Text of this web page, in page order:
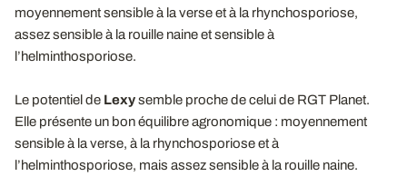
moyennement sensible à la verse et à la rhynchosporiose,
assez sensible à la rouille naine et sensible à
l’helminthosporiose.
Le potentiel de Lexysemble proche de celui de RGT Planet.
Elle présente un bon équilibre agronomique : moyennement
sensible à la verse, à la rhynchosporiose et à
l’helminthosporiose, mais assez sensible à la rouille naine.